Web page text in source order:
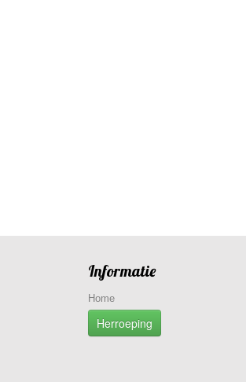
Informatie
Home
Herroeping